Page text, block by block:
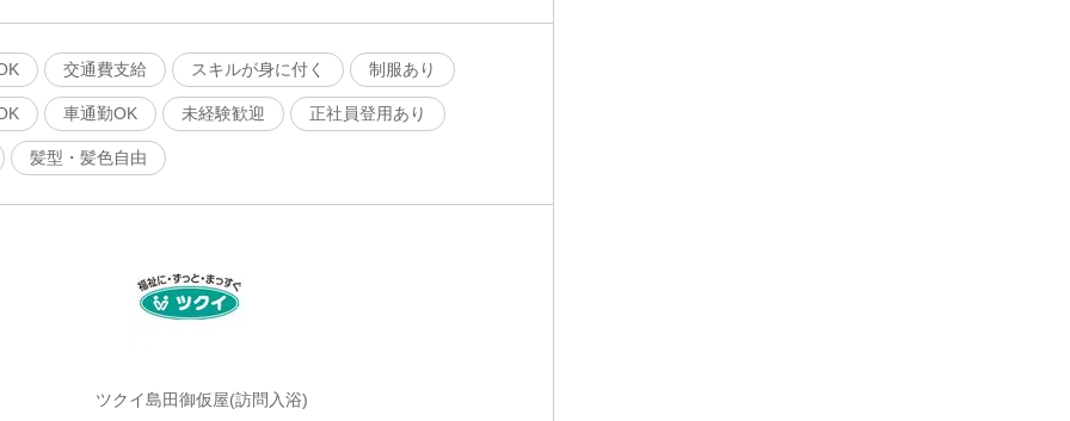
交通費支給 スキルが身に付く 制服あり
車通勤OK 未経験歓迎 正社員登用あり
髪型・髪色自由
ツクイ島田御仮屋(訪問入浴)